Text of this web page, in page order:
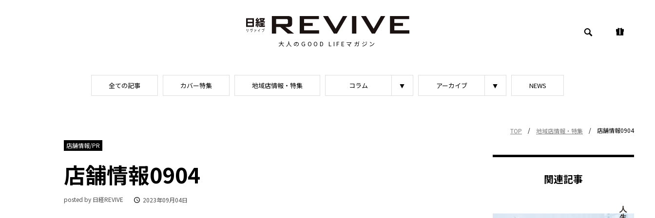
大人のGOOD LIFEマガジン
全ての記事 カバー特集 地域店情報・特集 コラム アーカイブ NEWS
TOP / 地域店情報・特集 /
店舗情報0904
店舗情報/PR
店舗情報0904
posted by 日経REVIVE 2023年09月04日
関連記事